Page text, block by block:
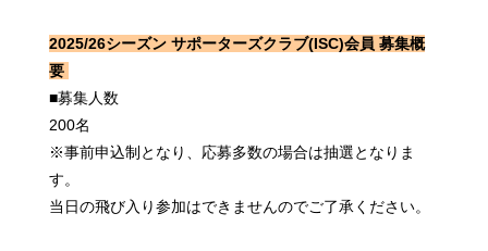
2025/26シーズン サポーターズクラブ(ISC)会員 募集概
要
■募集人数
200名
※事前申込制となり、応募多数の場合は抽選となりま
す。
当日の飛び入り参加はできませんのでご了承ください。